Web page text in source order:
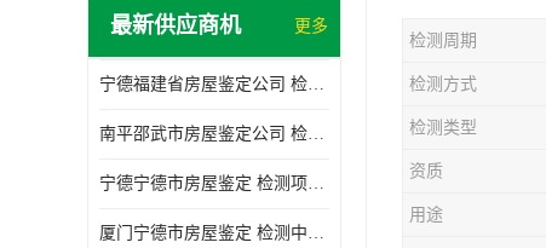
最新供应商机 更多
宁德福建省房屋鉴定公司 检测项目广 可及时反馈数据结果
南平邵武市房屋鉴定公司 检测准确率高 加强房屋的日常与管理
宁德宁德市房屋鉴定 检测项目广 可及时反馈数据结果
厦门宁德市房屋鉴定 检测中心 收费合理规范 项目全 周期短
检测周期
检测方式
检测类型
资质
用途